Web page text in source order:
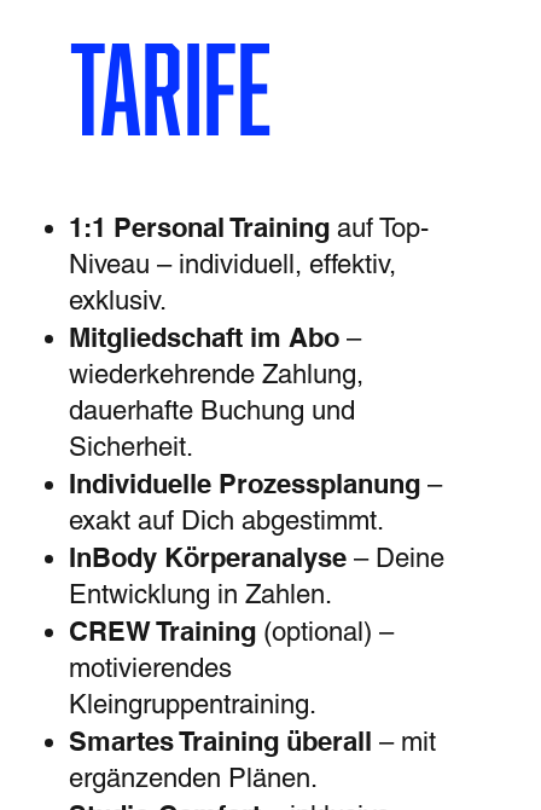
Tarife
1:1 Personal Training auf Top-
Niveau – individuell, effektiv,
exklusiv.
Mitgliedschaft im Abo–
wiederkehrende Zahlung,
dauerhafte Buchung und
Sicherheit.
Individuelle Prozessplanung –
exakt auf Dich abgestimmt.
InBody Körperanalyse – Deine
Entwicklung in Zahlen.
CREW Training (optional) –
motivierendes
Kleingruppentraining.
Smartes Training überall – mit
ergänzenden Plänen.